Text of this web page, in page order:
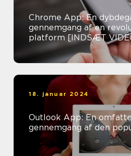
Chrome App: En
gennemgang af en
platform [INDSÆT
18. januar 2024
Outlook App: En
gennemgang af den